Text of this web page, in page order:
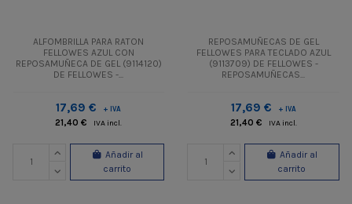
ALFOMBRILLA PARA RATON
FELLOWES AZUL CON
REPOSAMUÑECA DE GEL (9114120)
DE FELLOWES -...
17,69 € + IVA
21,40 € IVA incl.
Añadir al
carrito
REPOSAMUÑECAS DE GEL
FELLOWES PARA TECLADO AZUL
(9113709) DE FELLOWES -
REPOSAMUÑECAS...
17,69 € + IVA
21,40 € IVA incl.
Añadir al
carrito